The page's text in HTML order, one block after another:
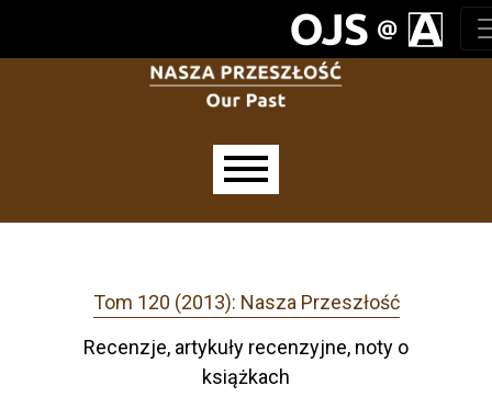
Tom 120 (2013): Nasza Przeszłość
Recenzje, artykuły recenzyjne, noty o
książkach